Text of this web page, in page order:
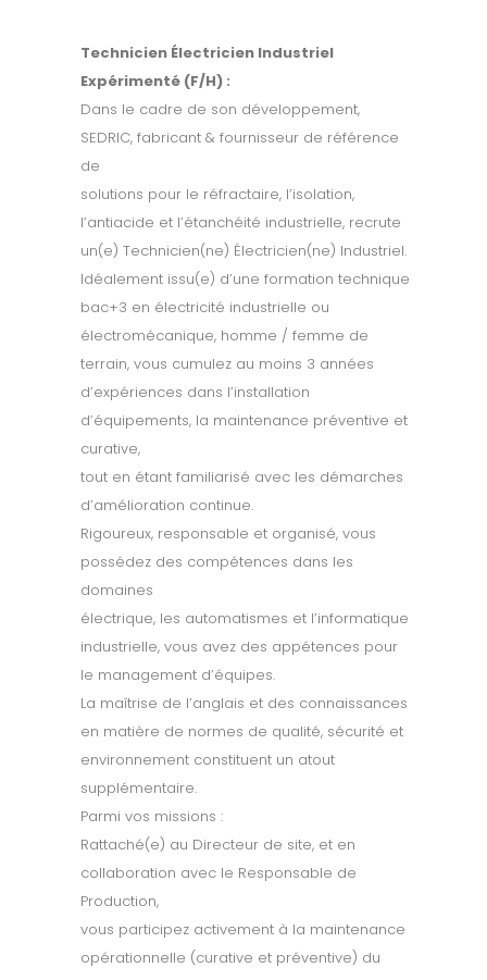
Technicien Électricien Industriel
Expérimenté (F/H) :
Dans le cadre de son développement,
SEDRIC, fabricant & fournisseur de référence
de
solutions pour le réfractaire, l’isolation,
l’antiacide et l’étanchéité industrielle, recrute
un(e) Technicien(ne) Électricien(ne) Industriel.
Idéalement issu(e) d’une formation technique
bac+3 en électricité industrielle ou
électromécanique, homme / femme de
terrain, vous cumulez au moins 3 années
d’expériences dans l’installation
d’équipements, la maintenance préventive et
curative,
tout en étant familiarisé avec les démarches
d’amélioration continue.
Rigoureux, responsable et organisé, vous
possédez des compétences dans les
domaines
électrique, les automatismes et l’informatique
industrielle, vous avez des appétences pour
le management d’équipes.
La maîtrise de l’anglais et des connaissances
en matière de normes de qualité, sécurité et
environnement constituent un atout
supplémentaire.
Parmi vos missions :
Rattaché(e) au Directeur de site, et en
collaboration avec le Responsable de
Production,
vous participez activement à la maintenance
opérationnelle (curative et préventive) du